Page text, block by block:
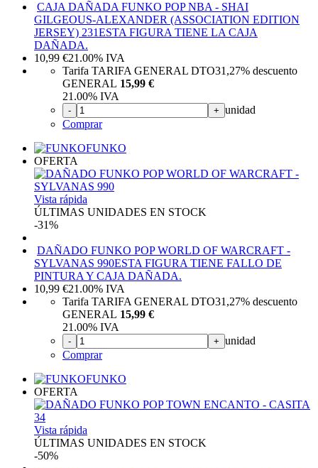
CAJA DAÑADA FUNKO POP NBA - SHAI
GILGEOUS-ALEXANDER (ASSOCIATION EDITION
JERSEY) 231ESTA FIGURA TIENE LA CAJA
DAÑADA.
10,99 €21.00% IVA
Tarifa TARIFA GENERAL DTO31,27% descuento
GENERAL 15,99 €
21.00% IVA
- + unidad
Comprar
FUNKO
OFERTA
Vista rápida
ÚLTIMAS UNIDADES EN STOCK
-31%
DAÑADO FUNKO POP WORLD OF WARCRAFT -
SYLVANAS 990ESTA FIGURA TIENE FALLO DE
PINTURA Y CAJA DAÑADA.
10,99 €21.00% IVA
Tarifa TARIFA GENERAL DTO31,27% descuento
GENERAL 15,99 €
21.00% IVA
- + unidad
Comprar
FUNKO
OFERTA
Vista rápida
ÚLTIMAS UNIDADES EN STOCK
-50%